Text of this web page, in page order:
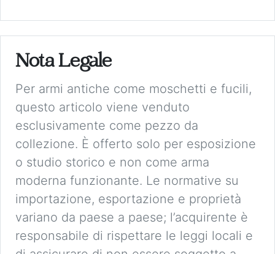
Nota Legale
Per armi antiche come moschetti e fucili,
questo articolo viene venduto
esclusivamente come pezzo da
collezione. È offerto solo per esposizione
o studio storico e non come arma
moderna funzionante. Le normative su
importazione, esportazione e proprietà
variano da paese a paese; l’acquirente è
responsabile di rispettare le leggi locali e